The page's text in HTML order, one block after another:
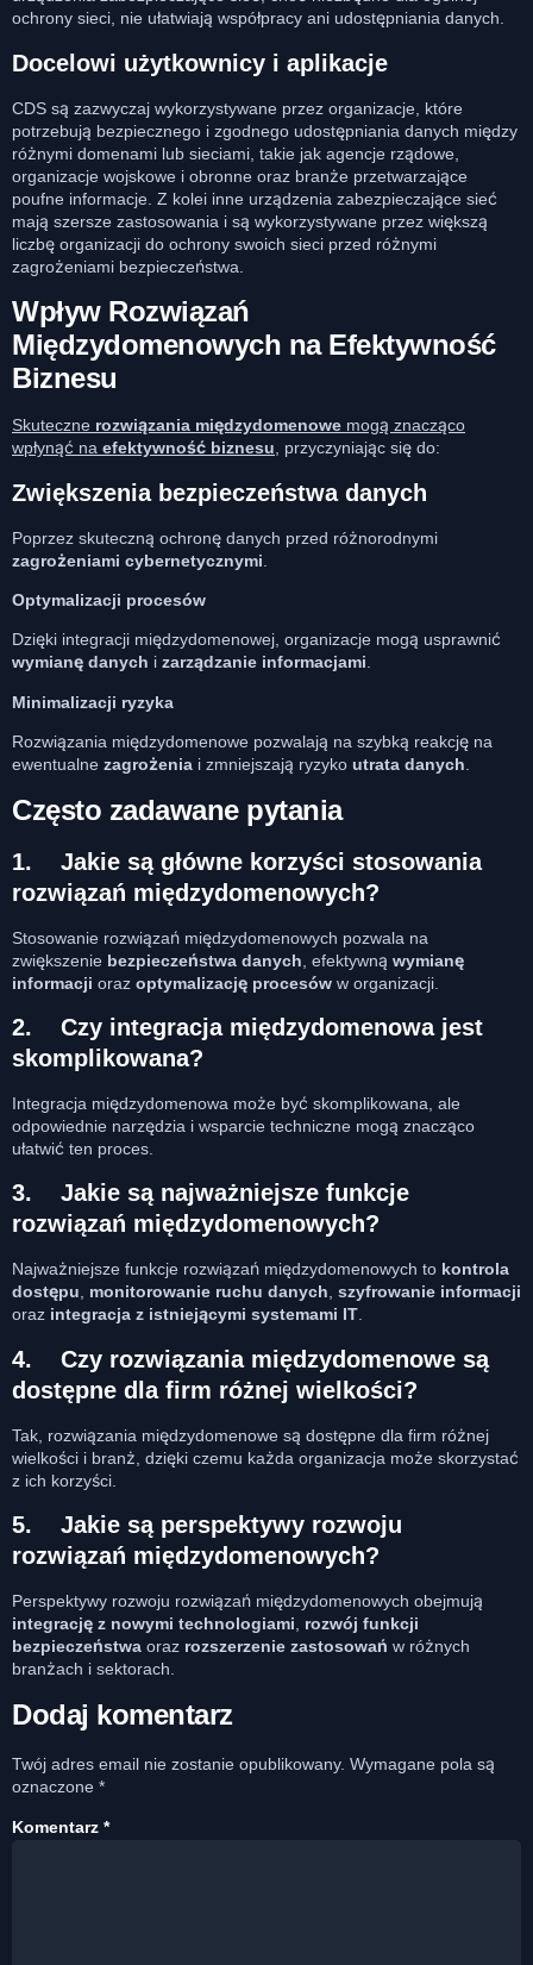
ochrony sieci, nie ułatwiają współpracy ani udostępniania danych.
Docelowi użytkownicy i aplikacje
CDS są zazwyczaj wykorzystywane przez organizacje, które
potrzebują bezpiecznego i zgodnego udostępniania danych między
różnymi domenami lub sieciami, takie jak agencje rządowe,
organizacje wojskowe i obronne oraz branże przetwarzające
poufne informacje. Z kolei inne urządzenia zabezpieczające sieć
mają szersze zastosowania i są wykorzystywane przez większą
liczbę organizacji do ochrony swoich sieci przed różnymi
zagrożeniami bezpieczeństwa.
Wpływ Rozwiązań
Międzydomenowych na Efektywność
Biznesu
Skuteczne rozwiązania międzydomenowe mogą znacząco
wpłynąć na efektywność biznesu, przyczyniając się do:
Zwiększenia bezpieczeństwa danych
Poprzez skuteczną ochronę danych przed różnorodnymi
zagrożeniami cybernetycznymi
Optymalizacji procesów
Dzięki integracji międzydomenowej, organizacje mogą usprawnić
wymianę danych i zarządzanie informacjami.
Minimalizacji ryzyka
Rozwiązania międzydomenowe pozwalają na szybką reakcję na
ewentualne zagrożenia i zmniejszają ryzyko utrata danych
Często zadawane pytania
1. Jakie są główne korzyści stosowania
rozwiązań międzydomenowych?
Stosowanie rozwiązań międzydomenowych pozwala na
zwiększenie bezpieczeństwa danych , efektywną wymianę
informacji oraz optymalizację procesów w organizacji.
2. Czy integracja międzydomenowa jest
skomplikowana?
Integracja międzydomenowa może być skomplikowana, ale
odpowiednie narzędzia i wsparcie techniczne mogą znacząco
ułatwić ten proces.
3. Jakie są najważniejsze funkcje
rozwiązań międzydomenowych?
Najważniejsze funkcje rozwiązań międzydomenowych to kontrola
dostępu, monitorowanie ruchu danych, szyfrowanie informacji
oraz integracja z istniejącymi systemami IT.
4. Czy rozwiązania międzydomenowe są
dostępne dla firm różnej wielkości?
Tak, rozwiązania międzydomenowe są dostępne dla firm różnej
wielkości i branż, dzięki czemu każda organizacja może skorzystać
z ich korzyści.
5. Jakie są perspektywy rozwoju
rozwiązań międzydomenowych?
Perspektywy rozwoju rozwiązań międzydomenowych obejmują
integrację z nowymi technologiami
rozwój funkcji
bezpieczeństwa oraz rozszerzenie zastosowań w różnych
branżach i sektorach.
Dodaj komentarz
Twój adres email nie zostanie opublikowany. Wymagane pola są
oznaczone *
Komentarz *